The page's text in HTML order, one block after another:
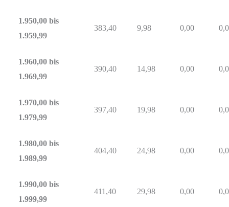
1.950,00 bis
1.959,99
383,40 9,98 0,00
1.960,00 bis
1.969,99
390,40 14,98 0,00
1.970,00 bis
1.979,99
397,40 19,98 0,00
1.980,00 bis
1.989,99
404,40 24,98 0,00
1.990,00 bis
1.999,99
411,40 29,98 0,00